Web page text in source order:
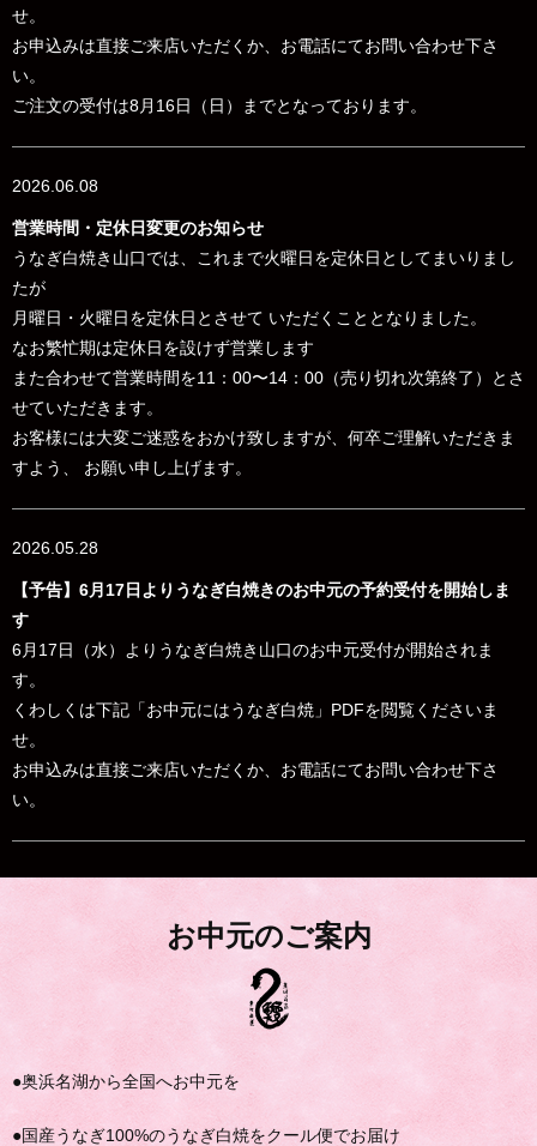
せ。
お申込みは直接ご来店いただくか、お電話にてお問い合わせ下さ
い。
ご注文の受付は8月16日（日）までとなっております。
2026.06.08
営業時間・定休日変更のお知らせ
うなぎ白焼き山口では、これまで火曜日を定休日としてまいりまし
たが
月曜日・火曜日を定休日とさせて いただくこととなりました。
なお繁忙期は定休日を設けず営業します
また合わせて営業時間を11：00〜14：00（売り切れ次第終了）とさ
せていただきます。
お客様には大変ご迷惑をおかけ致しますが、何卒ご理解いただきま
すよう、 お願い申し上げます。
2026.05.28
【予告】6月17日よりうなぎ白焼きのお中元の予約受付を開始しま
す
6月17日（水）よりうなぎ白焼き山口のお中元受付が開始されま
す。
くわしくは下記「お中元にはうなぎ白焼」PDFを閲覧くださいま
せ。
お申込みは直接ご来店いただくか、お電話にてお問い合わせ下さ
い。
お中元のご案内
●奥浜名湖から全国へお中元を
●国産うなぎ100%のうなぎ白焼をクール便でお届け